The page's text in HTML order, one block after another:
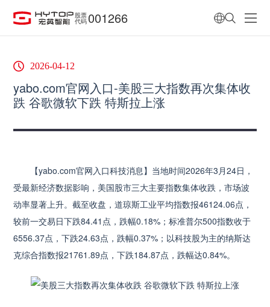
股票
代码 001266
2026-04-12
yabo.com官网入口-美股三大指数再次集体收
跌 谷歌微软下跌 特斯拉上涨
【yabo.com官网入口科技消息】当地时间2026年3月24日，
受最新经济数据影响，美国股市三大主要指数集体收跌，市场波
动率显著上升。截至收盘，道琼斯工业平均指数报46124.06点，
较前一交易日下跌84.41点，跌幅0.18%；标准普尔500指数收于
6556.37点，下跌24.63点，跌幅0.37%；以科技股为主的纳斯达
克综合指数报21761.89点，下跌184.87点，跌幅达0.84%。